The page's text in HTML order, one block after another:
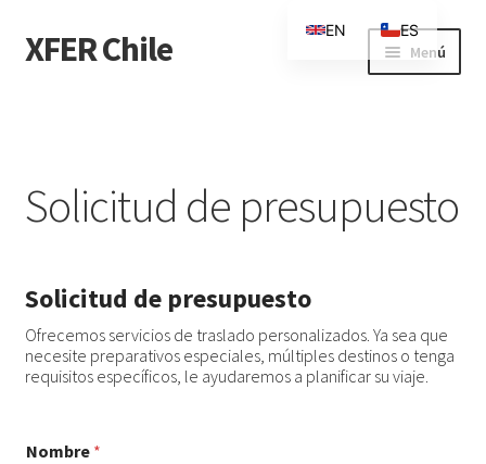
Ir
a
Saltar
al
XFER Chile Menú
Solicitud de presupuesto
Solicitud de presupuesto
Ofrecemos servicios de traslado personalizados. Ya sea que
necesite preparativos especiales, múltiples destinos o tenga
requisitos específicos, le ayudaremos a planificar su viaje.
Nombre *
EN ES